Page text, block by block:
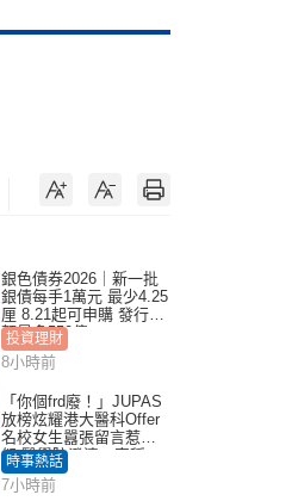
銀色債券2026｜新一批
銀債每手1萬元 最少4.25
厘 8.21起可申購 發行金
額最多550億
投資理財
8小時前
「你個frd廢！」JUPAS
放榜炫耀港大醫科Offer
名校女生囂張留言惹眾
怒 醫學院澄清：宣稱
「40.5分獲錄取」不符事
實｜Juicy叮
時事熱話
7小時前